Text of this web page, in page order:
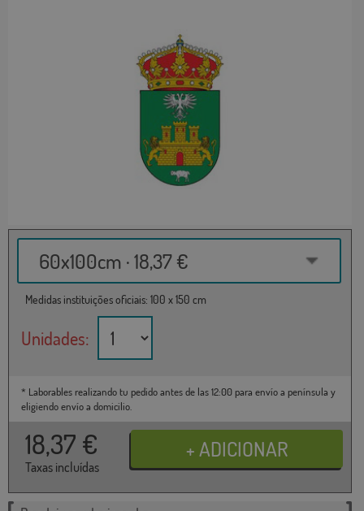
60x100cm · 18,37 €
Medidas instituições oficiais: 100 x 150 cm
Unidades:
* Laborables realizando tu pedido antes de las 12:00 para envío a península y
eligiendo envío a domicilio.
18,37 €
Taxas incluídas